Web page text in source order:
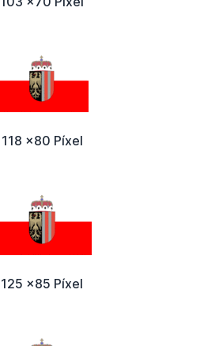
118 x80 Píxel
125 x85 Píxel